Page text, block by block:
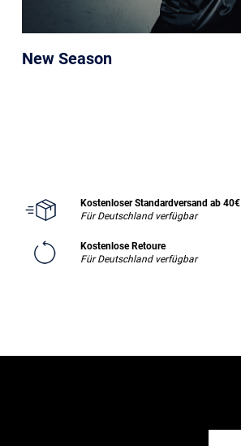
New Season
Kostenloser Standardversand ab 40€
Für Deutschland verfügbar
Kostenlose Retoure
Für Deutschland verfügbar